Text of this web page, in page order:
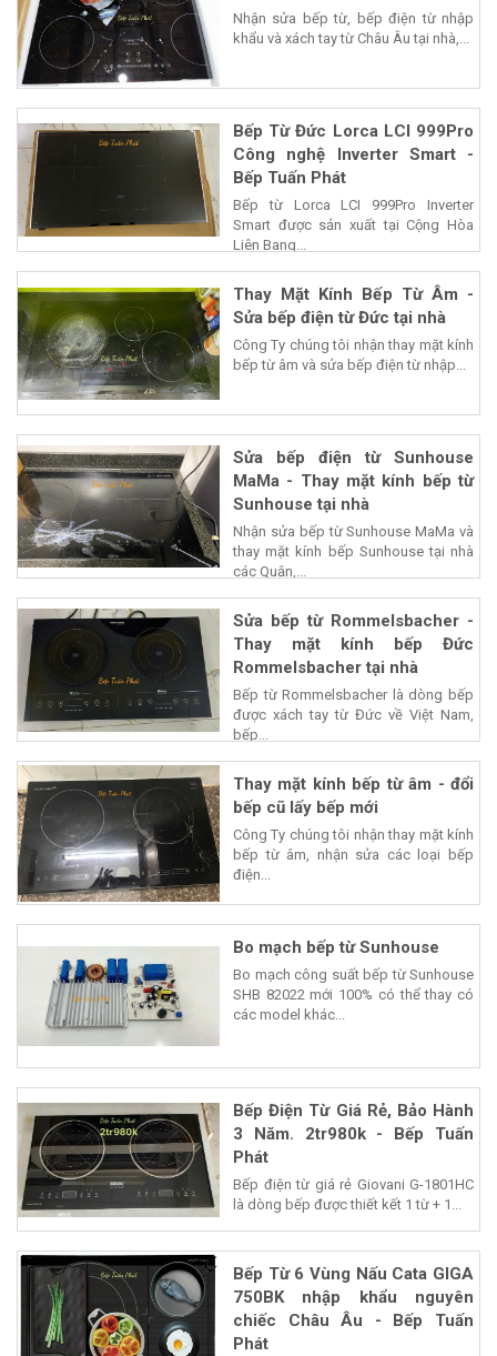
Nhận sửa bếp từ, bếp điện từ nhập
khẩu và xách tay từ Châu Âu tại nhà,...
Bếp Từ Đức Lorca LCI 999Pro
Công nghệ Inverter Smart -
Bếp Tuấn Phát
Bếp từ Lorca LCI 999Pro Inverter
Smart được sản xuất tại Cộng Hòa
Liên Bang...
Thay Mặt Kính Bếp Từ Âm -
Sửa bếp điện từ Đức tại nhà
Công Ty chúng tôi nhận thay mặt kính
bếp từ âm và sửa bếp điện từ nhập...
Sửa bếp điện từ Sunhouse
MaMa - Thay mặt kính bếp từ
Sunhouse tại nhà
Nhận sửa bếp từ Sunhouse MaMa và
thay mặt kính bếp Sunhouse tại nhà
các Quận,...
Sửa bếp từ Rommelsbacher -
Thay mặt kính bếp Đức
Rommelsbacher tại nhà
Bếp từ Rommelsbacher là dòng bếp
được xách tay từ Đức về Việt Nam,
bếp...
Thay mặt kính bếp từ âm - đổi
bếp cũ lấy bếp mới
Công Ty chúng tôi nhận thay mặt kính
bếp từ âm, nhận sửa các loại bếp
điện...
Bo mạch bếp từ Sunhouse
Bo mạch công suất bếp từ Sunhouse
SHB 82022 mới 100% có thể thay có
các model khác...
Bếp Điện Từ Giá Rẻ, Bảo Hành
3 Năm. 2tr980k - Bếp Tuấn
Phát
Bếp điện từ giá rẻ Giovani G-1801HC
là dòng bếp được thiết kết 1 từ + 1...
Bếp Từ 6 Vùng Nấu Cata GIGA
750BK nhập khẩu nguyên
chiếc Châu Âu - Bếp Tuấn
Phát